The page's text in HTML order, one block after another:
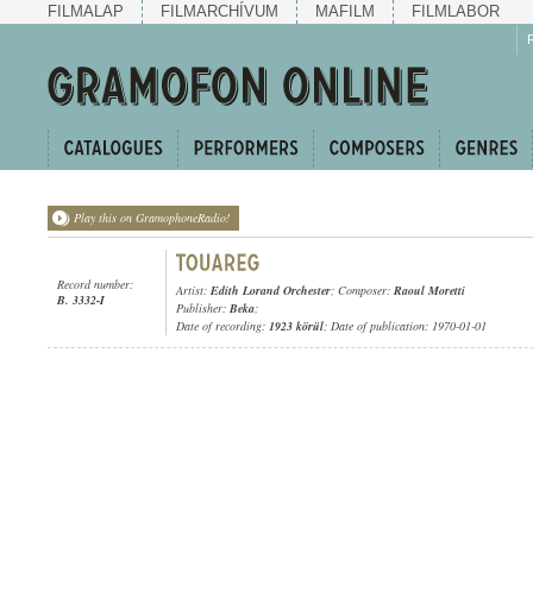
FILMALAP FILMARCHÍVUM MAFILM FILMLABOR
Play this on GramophoneRadio!
Record number:
B. 3332-I
Artist: Edith Lorand Orchester; Composer: Raoul Moretti
Publisher: Beka;
Date of recording: 1923 körül; Date of publication: 1970-01-01